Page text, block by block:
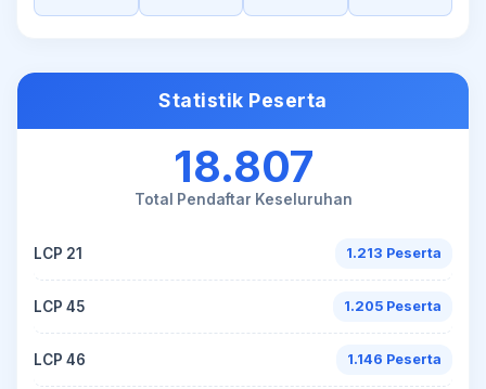
Statistik Peserta
18.807
Total Pendaftar Keseluruhan
LCP 21 1.213 Peserta
LCP 45 1.205 Peserta
LCP 46 1.146 Peserta